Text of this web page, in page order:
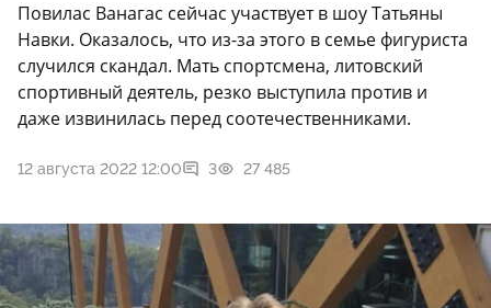
Повилас Ванагас сейчас участвует в шоу Татьяны
Навки. Оказалось, что из-за этого в семье фигуриста
случился скандал. Мать спортсмена, литовский
спортивный деятель, резко выступила против и
даже извинилась перед соотечественниками.
12 августа 2022 12:00 3 27 485